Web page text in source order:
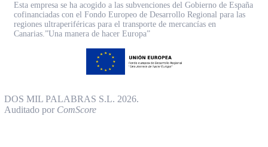
Esta empresa se ha acogido a las subvenciones del Gobierno de España
cofinanciadas con el Fondo Europeo de Desarrollo Regional para las
regiones ultraperiféricas para el transporte de mercancías en
Canarias.”Una manera de hacer Europa”
DOS MIL PALABRAS S.L. 2026.
Auditado por ComScore